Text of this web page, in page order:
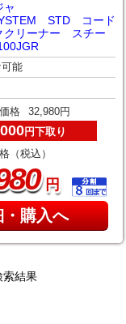
ャ
STD コード
クリーナー スチー
能
格 32,980円
円下取り
（税込）
円
・購入へ
索結果